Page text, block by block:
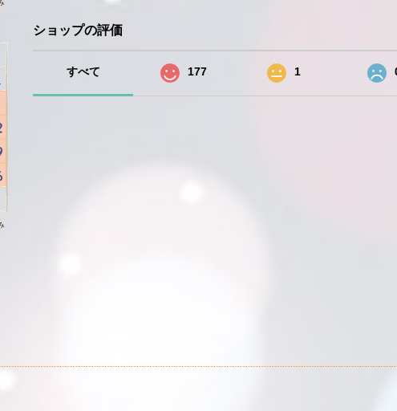
ショップの評価
すべて 177 1